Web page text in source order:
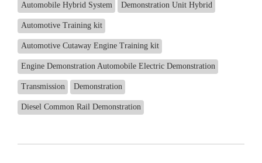
Automobile Hybrid System Demonstration Unit Hybrid
Automotive Training kit
Automotive Cutaway Engine Training kit
Engine Demonstration Automobile Electric Demonstration
Transmission Demonstration
Diesel Common Rail Demonstration